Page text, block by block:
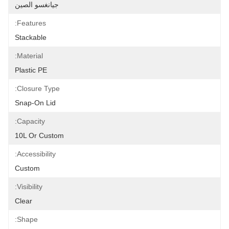
جيانغسو الصين
Features:
Stackable
Material:
Plastic PE
Closure Type:
Snap-On Lid
Capacity:
10L Or Custom
Accessibility:
Custom
Visibility:
Clear
Shape: